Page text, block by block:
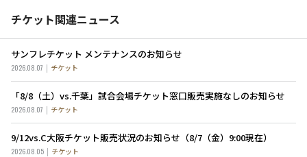
チケット関連ニュース
サンフレチケット メンテナンスのお知らせ
2026.08.07 チケット
「8/8（土）vs.千葉」試合会場チケット窓口販売実施なしのお知らせ
2026.08.07 チケット
9/12vs.C大阪チケット販売状況のお知らせ（8/7（金）9:00現在）
2026.08.05 チケット